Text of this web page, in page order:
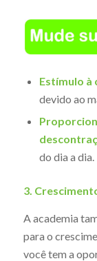
Estímulo
devido ao
do dia a dia.
3.
A academia
para o
você tem a